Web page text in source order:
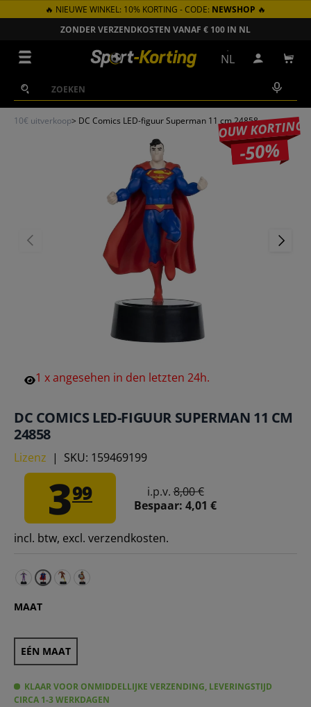
GA NAAR INHOUD
🔥 NIEUWE WINKEL: 10% KORTING - CODE: NEWSHOP 🔥
ZONDER VERZENDKOSTEN VANAF € 100 IN NL
Zoeken
Zoeken
NL Inloggen
10€ uitverkoop> DC Comics LED-figuur Superman 11 cm 24858
JOUW KORTING
-50%
VORIGE
1 xangesehen in den letzten 24h.
DC COMICS LED-FIGUUR SUPERMAN 11 CM
24858
Lizenz | SKU: 159469199
399 i.p.v.8,00 €
Bespaar: 4,01 €
incl. btw, excl. verzendkosten.
MAAT
EÉN MAAT
KLAAR VOOR ONMIDDELLIJKE VERZENDING, LEVERINGSTIJD
CIRCA 1-3 WERKDAGEN